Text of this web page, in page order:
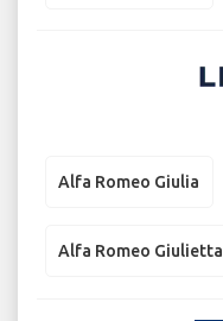
Alfa Romeo Giulia
Alfa Romeo Giulietta